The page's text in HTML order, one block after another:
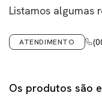
Listamos algumas
ATENDIMENTO
Os produtos são